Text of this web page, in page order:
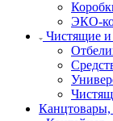
ЭКО-
Чистящие
Канцтовары,